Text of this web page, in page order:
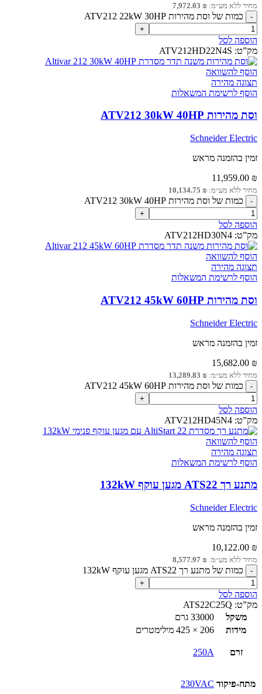
מחיר ללא מע״מ: 7,972.03 ₪
כמות של וסת מהירות ATV212 22kW 30HP
הוספה לסל
מק”ט: ATV212HD22N4S
הוסף להשוואה
תצוגה מהירה
הוסף לרשימת המשאלות
וסת מהירות ATV212 30kW 40HP
Schneider Electric
זמין בהזמנה מראש
11,959.00 ₪
מחיר ללא מע״מ: 10,134.75 ₪
כמות של וסת מהירות ATV212 30kW 40HP
הוספה לסל
מק”ט: ATV212HD30N4
הוסף להשוואה
תצוגה מהירה
הוסף לרשימת המשאלות
וסת מהירות ATV212 45kW 60HP
Schneider Electric
זמין בהזמנה מראש
15,682.00 ₪
מחיר ללא מע״מ: 13,289.83 ₪
כמות של וסת מהירות ATV212 45kW 60HP
הוספה לסל
מק”ט: ATV212HD45N4
הוסף להשוואה
תצוגה מהירה
הוסף לרשימת המשאלות
מתנע רך ATS22 מגען עוקף 132kW
Schneider Electric
זמין בהזמנה מראש
10,122.00 ₪
מחיר ללא מע״מ: 8,577.97 ₪
כמות של מתנע רך ATS22 מגען עוקף 132kW
הוספה לסל
מק”ט: ATS22C25Q
משקל
33000 גרם
מידות
206 × 425 מילימטרים
זרם 250A
מתח-פיקוד 230VAC